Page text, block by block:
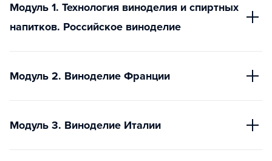
Модуль 1. Технология виноделия и спиртных
напитков. Российское виноделие
Модуль 2. Виноделие Франции
Модуль 3. Виноделие Италии